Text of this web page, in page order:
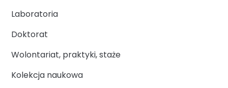
Laboratoria
Doktorat
Wolontariat, praktyki, staże
Kolekcja naukowa